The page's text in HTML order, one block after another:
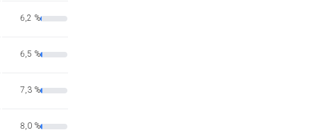
6,2 %
6,5 %
7,3 %
8,0 %